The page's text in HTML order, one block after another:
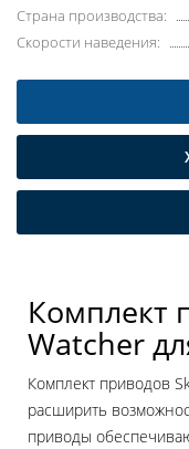
Страна производства:
Скорости наведения:
Комплект
Watcher
Комплект приводов
расширить
приводы